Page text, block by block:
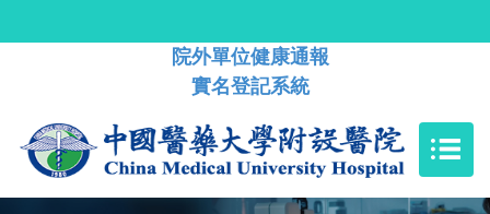
院外單位健康通報
實名登記系統